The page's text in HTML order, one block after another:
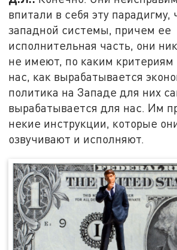
впитали в себя эту парадигму,
западной системы, причем ее
исполнительная часть, они
не имеют, по каким
нас, как вырабатывается
политика на Западе для них
вырабатывается для нас. Им
некие инструкции, которые
озвучивают и исполняют.